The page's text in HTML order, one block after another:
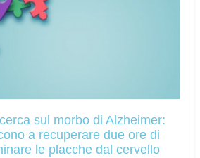
sul morbo di Alzheimer:
a recuperare due ore di
le placche dal cervello